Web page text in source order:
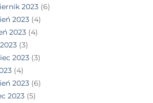
2023(6)
2023(4)
2023(4)
(3)
2023(3)
(4)
2023(6)
2023(5)